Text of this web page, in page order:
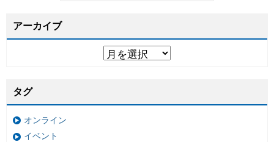
アーカイブ
タグ
オンライン
イベント